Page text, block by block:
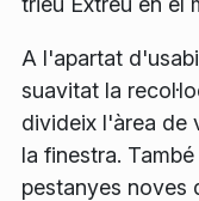
A l'apartat
suavitat la
divideix l'àrea de
la finestra.
pestanyes noves